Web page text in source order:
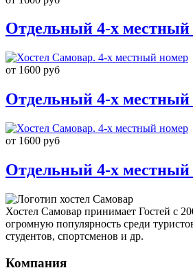
Отдельный 4-х местный
от 1600 руб
Отдельный 4-х местный
от 1600 руб
Отдельный 4-х местный
Хостел Самовар принимает Гостей с
огромную популярность среди
студентов, спортсменов и др.
Компания